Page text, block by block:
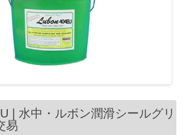
| 水中・ルボン潤滑シールグリ
易